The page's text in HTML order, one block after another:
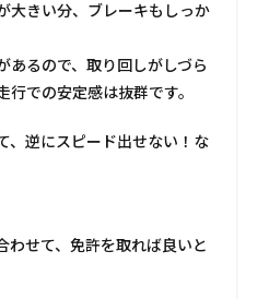
大きい分、ブレーキもしっか
あるので、取り回しがしづら
での安定感は抜群です。
、逆にスピード出せない！な
わせて、免許を取れば良いと